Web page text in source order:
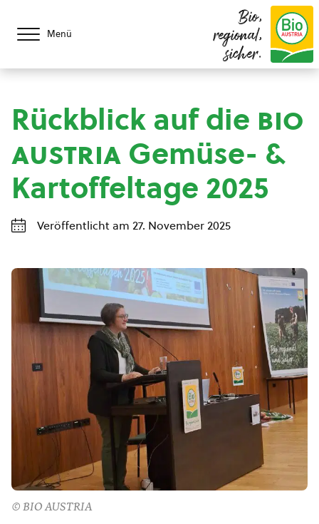
Menü
Bio,
regional,
sicher.
Rückblick auf die bio
austria Gemüse- &
Kartoffeltage 2025
Veröffentlicht am 27. November 2025
© BIO AUSTRIA